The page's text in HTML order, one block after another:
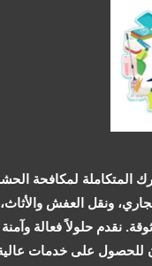
المتكاملة لمكافحة
ونقل العفش والأثاث،
نقدم حلولاً فعالة
للحصول على خدمات